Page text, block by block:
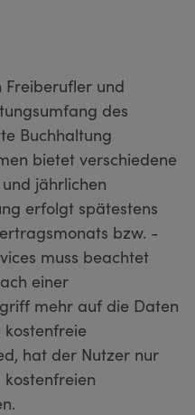
und
des
Buchhaltung
bietet verschiedene
jährlichen
erfolgt spätestens
bzw. -
muss beachtet
einer
mehr auf die Daten
kostenfreie
hat der Nutzer nur